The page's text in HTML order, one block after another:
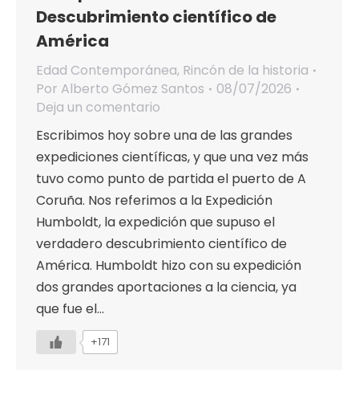
Descubrimiento científico de
América
Edad Contemporánea, Rincón de la historia
Por Alberto Gómez Santos
08/07/2026
Deja un comentario
Escribimos hoy sobre una de las grandes
expediciones científicas, y que una vez más
tuvo como punto de partida el puerto de A
Coruña. Nos referimos a la Expedición
Humboldt, la expedición que supuso el
verdadero descubrimiento científico de
América. Humboldt hizo con su expedición
dos grandes aportaciones a la ciencia, ya
que fue el…
+171